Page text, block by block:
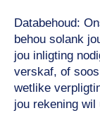
Databehoud:
behou solank
jou inligting
verskaf, of
wetlike
jou rekening